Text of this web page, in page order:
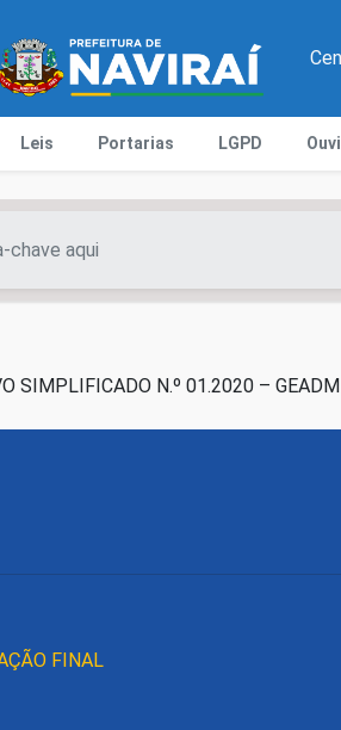
Leis Portarias LGPD
SIMPLIFICADO N.º 01.2020 –
FINAL